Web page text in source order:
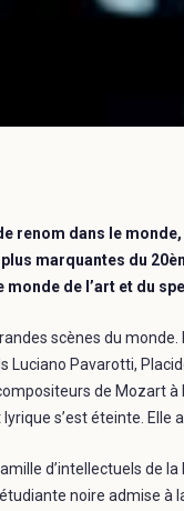
renom dans le
marquantes du
monde de l’art et du
scènes du
Luciano Pavarotti,
de Mozart à
s’est éteinte. Elle
d’intellectuels de
noire admise à